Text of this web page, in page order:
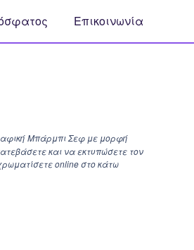
Επικοινωνία
Μπάρμπι Σεφ με μορφή
και να εκτυπώσετε τον
online στο κάτω